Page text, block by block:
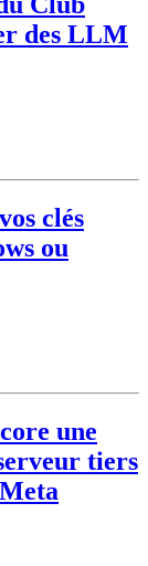
des LLM
clés
ou
une
tiers